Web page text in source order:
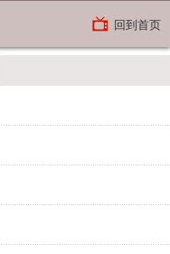
回到首页